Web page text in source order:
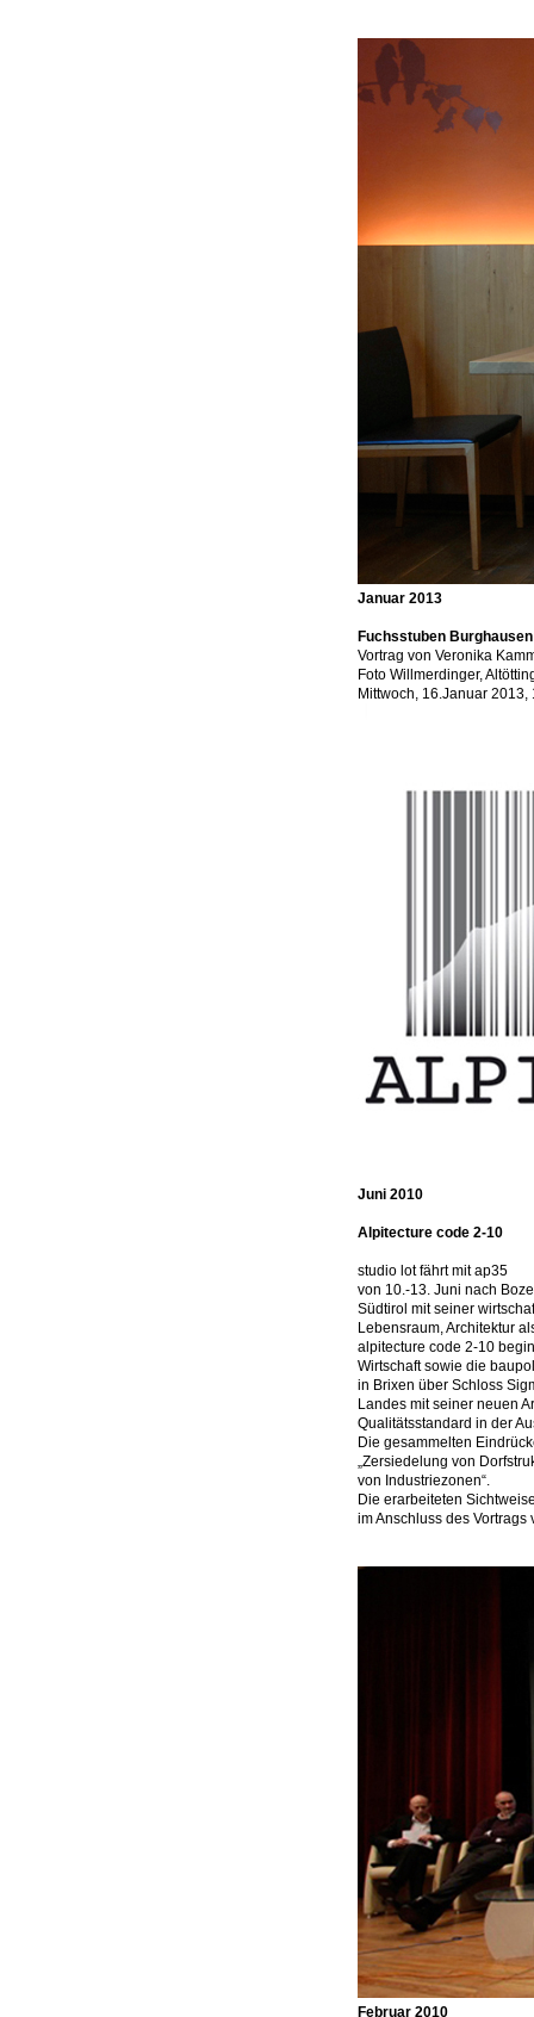
Januar 2013
Fuchsstuben Burghausen
Vortrag von Veronika
Foto Willmerdinger,
Mittwoch, 16.Januar 2013,
Juni 2010
Alpitecture code 2-10
studio lot fährt mit ap35
von 10.-13. Juni nach
Südtirol mit seiner
Lebensraum, Architektur
alpitecture code 2-10
Wirtschaft sowie die
in Brixen über Schloss
Landes mit seiner neuen
Qualitätsstandard in der
Die gesammelten
„Zersiedelung von
von Industriezonen“.
Die erarbeiteten
im Anschluss des Vortrags
Februar 2010